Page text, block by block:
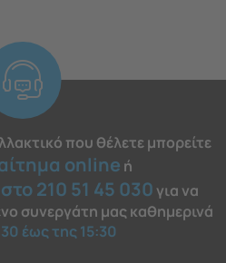
που θέλετε μπορείτε
online ή
210 51 45 030 για να
συνεργάτη μας καθημερινά
έως της 15:30